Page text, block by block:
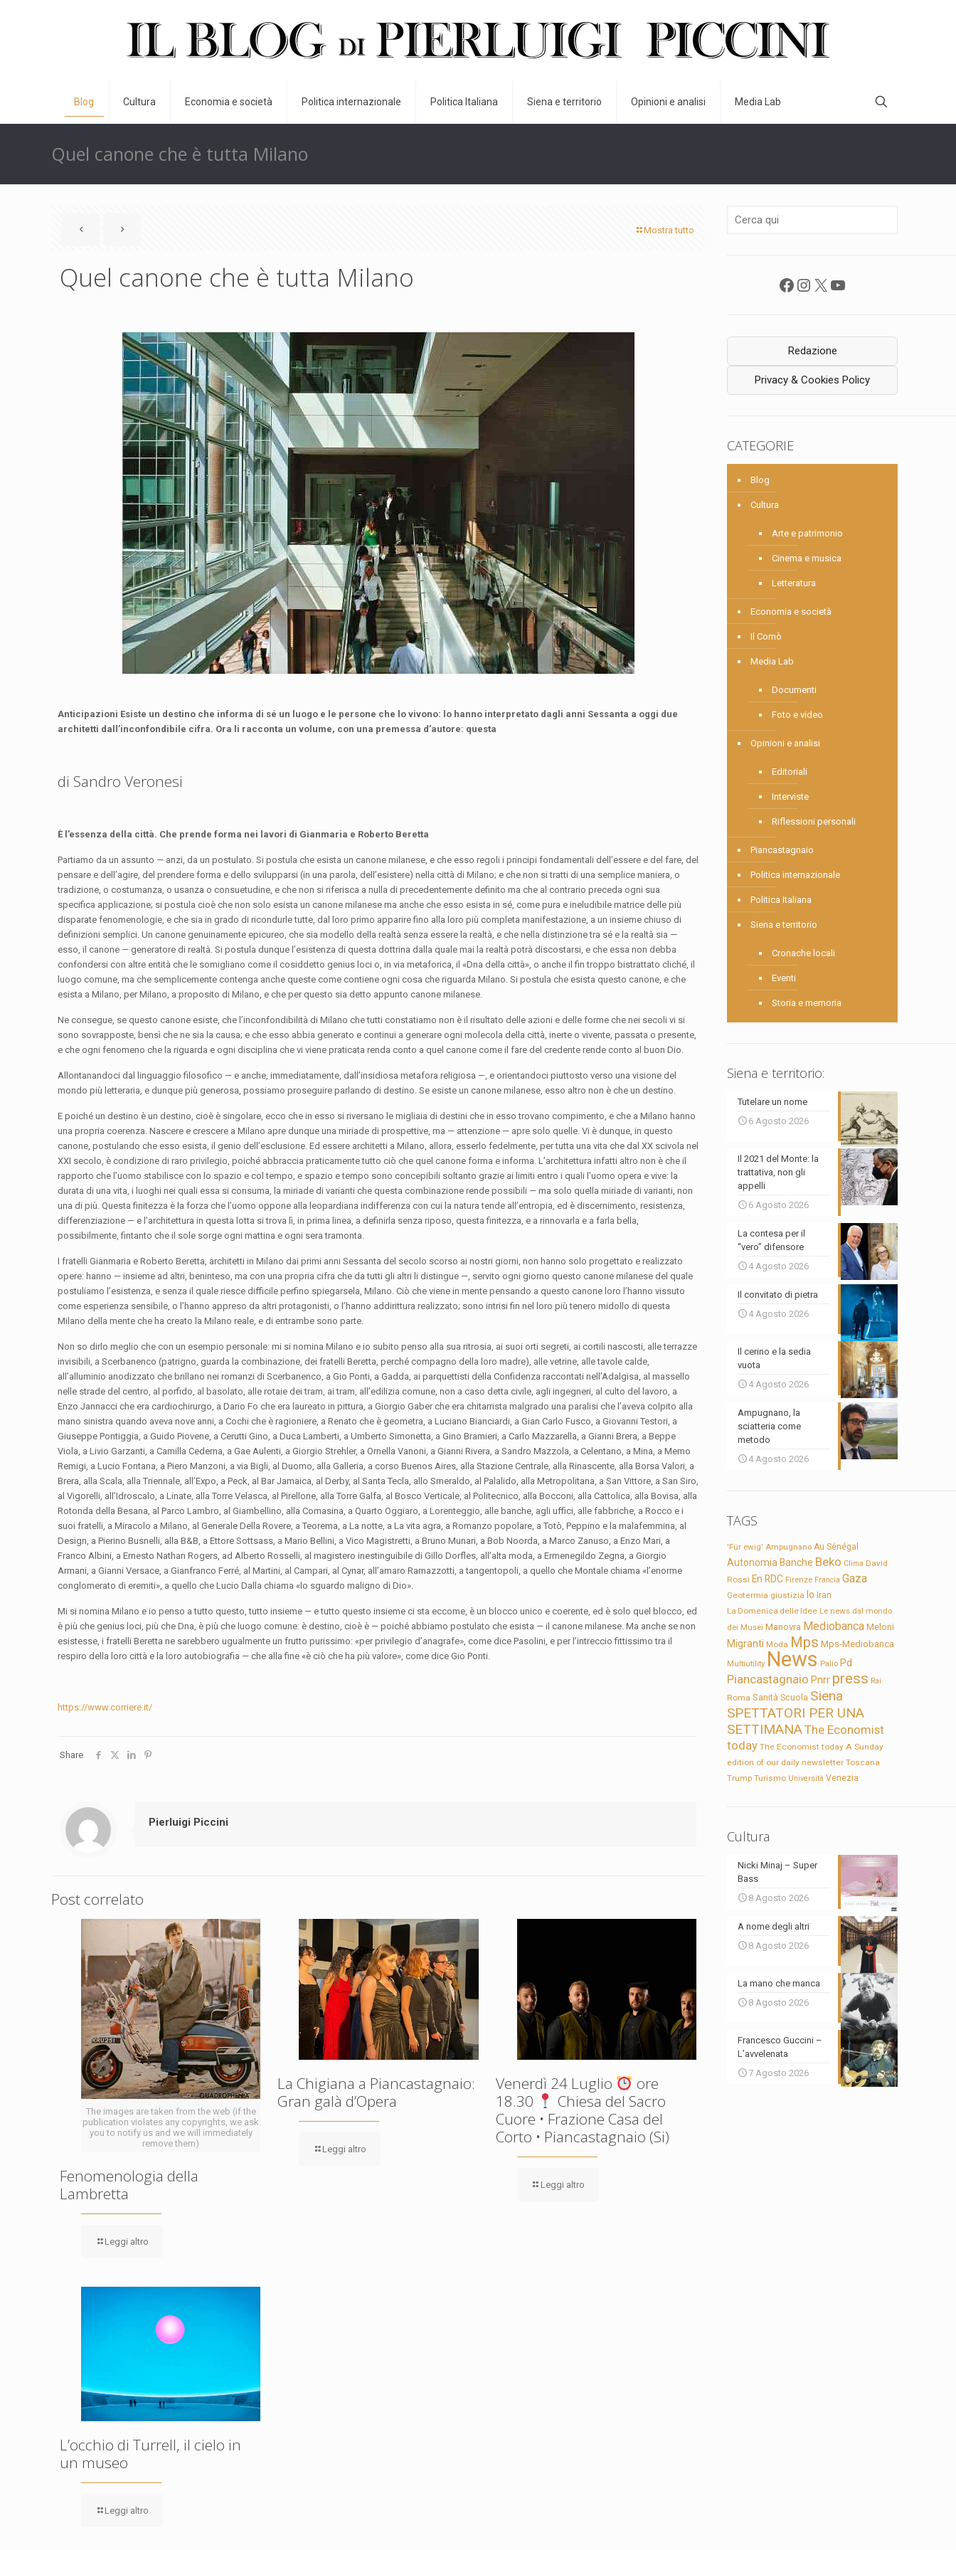
Blog Cultura Economia e società Politica internazionale Politica Italiana Siena e territorio Opinioni e analisi Media Lab
Quel canone che è tutta Milano
Mostra tutto
Quel canone che è tutta Milano
Anticipazioni Esiste un destino che informa di sé un luogo e le persone che lo vivono: lo hanno interpretato dagli anni Sessanta a oggi due
architetti dall’inconfondibile cifra. Ora li racconta un volume, con una premessa d’autore: questa
di Sandro Veronesi
È l’essenza della città. Che prende forma nei lavori di Gianmaria e Roberto Beretta
Partiamo da un assunto — anzi, da un postulato. Si postula che esista un canone milanese, e che esso regoli i principi fondamentali dell’essere e del fare, del
pensare e dell’agire, del prendere forma e dello svilupparsi (in una parola, dell’esistere) nella città di Milano; e che non si tratti di una semplice maniera, o
tradizione, o costumanza, o usanza o consuetudine, e che non si riferisca a nulla di precedentemente definito ma che al contrario preceda ogni sua
specifica applicazione; si postula cioè che non solo esista un canone milanese ma anche che esso esista in sé, come pura e ineludibile matrice delle più
disparate fenomenologie, e che sia in grado di ricondurle tutte, dal loro primo apparire fino alla loro più completa manifestazione, a un insieme chiuso di
definizioni semplici. Un canone genuinamente epicureo, che sia modello della realtà senza essere la realtà, e che nella distinzione tra sé e la realtà sia —
esso, il canone — generatore di realtà. Si postula dunque l’esistenza di questa dottrina dalla quale mai la realtà potrà discostarsi, e che essa non debba
confondersi con altre entità che le somigliano come il cosiddetto genius loci o, in via metaforica, il «Dna della città», o anche il fin troppo bistrattato cliché, il
luogo comune, ma che semplicemente contenga anche queste come contiene ogni cosa che riguarda Milano. Si postula che esista questo canone, e che
esista a Milano, per Milano, a proposito di Milano, e che per questo sia detto appunto canone milanese.
Ne consegue, se questo canone esiste, che l’inconfondibilità di Milano che tutti constatiamo non è il risultato delle azioni e delle forme che nei secoli vi si
sono sovrapposte, bensì che ne sia la causa; e che esso abbia generato e continui a generare ogni molecola della città, inerte o vivente, passata o presente,
e che ogni fenomeno che la riguarda e ogni disciplina che vi viene praticata renda conto a quel canone come il fare del credente rende conto al buon Dio.
Allontanandoci dal linguaggio filosofico — e anche, immediatamente, dall’insidiosa metafora religiosa —, e orientandoci piuttosto verso una visione del
mondo più letteraria, e dunque più generosa, possiamo proseguire parlando di destino. Se esiste un canone milanese, esso altro non è che un destino.
E poiché un destino è un destino, cioè è singolare, ecco che in esso si riversano le migliaia di destini che in esso trovano compimento, e che a Milano hanno
una propria coerenza. Nascere e crescere a Milano apre dunque una miriade di prospettive, ma — attenzione — apre solo quelle. Vi è dunque, in questo
canone, postulando che esso esista, il genio dell’esclusione. Ed essere architetti a Milano, allora, esserlo fedelmente, per tutta una vita che dal XX scivola nel
XXI secolo, è condizione di raro privilegio, poiché abbraccia praticamente tutto ciò che quel canone forma e informa. L’architettura infatti altro non è che il
rapporto che l’uomo stabilisce con lo spazio e col tempo, e spazio e tempo sono concepibili soltanto grazie ai limiti entro i quali l’uomo opera e vive: la
durata di una vita, i luoghi nei quali essa si consuma, la miriade di varianti che questa combinazione rende possibili — ma solo quella miriade di varianti, non
una di più. Questa finitezza è la forza che l’uomo oppone alla leopardiana indifferenza con cui la natura tende all’entropia, ed è discernimento, resistenza,
differenziazione — e l’architettura in questa lotta si trova lì, in prima linea, a definirla senza riposo, questa finitezza, e a rinnovarla e a farla bella,
possibilmente, fintanto che il sole sorge ogni mattina e ogni sera tramonta.
I fratelli Gianmaria e Roberto Beretta, architetti in Milano dai primi anni Sessanta del secolo scorso ai nostri giorni, non hanno solo progettato e realizzato
opere: hanno — insieme ad altri, beninteso, ma con una propria cifra che da tutti gli altri li distingue —, servito ogni giorno questo canone milanese del quale
postuliamo l’esistenza, e senza il quale riesce difficile perfino spiegarsela, Milano. Ciò che viene in mente pensando a questo canone loro l’hanno vissuto
come esperienza sensibile, o l’hanno appreso da altri protagonisti, o l’hanno addirittura realizzato; sono intrisi fin nel loro più tenero midollo di questa
Milano della mente che ha creato la Milano reale, e di entrambe sono parte.
Non so dirlo meglio che con un esempio personale: mi si nomina Milano e io subito penso alla sua ritrosia, ai suoi orti segreti, ai cortili nascosti, alle terrazze
invisibili, a Scerbanenco (patrigno, guarda la combinazione, dei fratelli Beretta, perché compagno della loro madre), alle vetrine, alle tavole calde,
all’alluminio anodizzato che brillano nei romanzi di Scerbanenco, a Gio Ponti, a Gadda, ai parquettisti della Confidenza raccontati nell’Adalgisa, al massello
nelle strade del centro, al porfido, al basolato, alle rotaie dei tram, ai tram, all’edilizia comune, non a caso detta civile, agli ingegneri, al culto del lavoro, a
Enzo Jannacci che era cardiochirurgo, a Dario Fo che era laureato in pittura, a Giorgio Gaber che era chitarrista malgrado una paralisi che l’aveva colpito alla
mano sinistra quando aveva nove anni, a Cochi che è ragioniere, a Renato che è geometra, a Luciano Bianciardi, a Gian Carlo Fusco, a Giovanni Testori, a
Giuseppe Pontiggia, a Guido Piovene, a Cerutti Gino, a Duca Lamberti, a Umberto Simonetta, a Gino Bramieri, a Carlo Mazzarella, a Gianni Brera, a Beppe
Viola, a Livio Garzanti, a Camilla Cederna, a Gae Aulenti, a Giorgio Strehler, a Ornella Vanoni, a Gianni Rivera, a Sandro Mazzola, a Celentano, a Mina, a Memo
Remigi, a Lucio Fontana, a Piero Manzoni, a via Bigli, al Duomo, alla Galleria, a corso Buenos Aires, alla Stazione Centrale, alla Rinascente, alla Borsa Valori, a
Brera, alla Scala, alla Triennale, all’Expo, a Peck, al Bar Jamaica, al Derby, al Santa Tecla, allo Smeraldo, al Palalido, alla Metropolitana, a San Vittore, a San Siro,
al Vigorelli, all’Idroscalo, a Linate, alla Torre Velasca, al Pirellone, alla Torre Galfa, al Bosco Verticale, al Politecnico, alla Bocconi, alla Cattolica, alla Bovisa, alla
Rotonda della Besana, al Parco Lambro, al Giambellino, alla Comasina, a Quarto Oggiaro, a Lorenteggio, alle banche, agli uffici, alle fabbriche, a Rocco e i
suoi fratelli, a Miracolo a Milano, al Generale Della Rovere, a Teorema, a La notte, a La vita agra, a Romanzo popolare, a Totò, Peppino e la malafemmina, al
Design, a Pierino Busnelli, alla B&B, a Ettore Sottsass, a Mario Bellini, a Vico Magistretti, a Bruno Munari, a Bob Noorda, a Marco Zanuso, a Enzo Mari, a
Franco Albini, a Ernesto Nathan Rogers, ad Alberto Rosselli, al magistero inestinguibile di Gillo Dorfles, all’alta moda, a Ermenegildo Zegna, a Giorgio
Armani, a Gianni Versace, a Gianfranco Ferré, al Martini, al Campari, al Cynar, all’amaro Ramazzotti, a tangentopoli, a quello che Montale chiama «l’enorme
conglomerato di eremiti», a quello che Lucio Dalla chiama «lo sguardo maligno di Dio».
Mi si nomina Milano e io penso a tutto questo, tutto insieme — e tutto questo insieme ci sta eccome, è un blocco unico e coerente, ed è solo quel blocco, ed
è più che genius loci, più che Dna, è più che luogo comune: è destino, cioè è — poiché abbiamo postulato che esista — il canone milanese. Ma anche se non
esistesse, i fratelli Beretta ne sarebbero ugualmente un frutto purissimo: «per privilegio d’anagrafe», come dice Pasolini, e per l’intreccio fittissimo tra il
respiro della loro città e la loro autobiografia — che alla fine «è ciò che ha più valore», come dice Gio Ponti.
https://www.corriere.it/
Share
Pierluigi Piccini
Post correlato
The images are taken from the web (if the
publication violates any copyrights, we ask
you to notify us and we will immediately
remove them)
Fenomenologia della
Lambretta
Leggi altro
La Chigiana a Piancastagnaio:
Gran galà d’Opera
Leggi altro
Venerdì 24 Luglio
ore
18.30
Chiesa del Sacro
Cuore • Frazione Casa del
Corto • Piancastagnaio (Si)
Leggi altro
L’occhio di Turrell, il cielo in
un museo
Leggi altro
Facebook
Instagram
X YouTube
Redazione
Privacy & Cookies Policy
CATEGORIE
Blog
Cultura
Arte e patrimonio
Cinema e musica
Letteratura
Economia e società
Il Comò
Media Lab
Documenti
Foto e video
Opinioni e analisi
Editoriali
Interviste
Riflessioni personali
Piancastagnaio
Politica internazionale
Politica Italiana
Siena e territorio
Cronache locali
Eventi
Storia e memoria
Siena e territorio:
Tutelare un nome
6 Agosto 2026
Il 2021 del Monte: la
trattativa, non gli
appelli
6 Agosto 2026
La contesa per il
“vero” difensore
4 Agosto 2026
Il convitato di pietra
4 Agosto 2026
Il cerino e la sedia
vuota
4 Agosto 2026
Ampugnano, la
sciatteria come
metodo
4 Agosto 2026
TAGS
'Für ewig' Ampugnano Au Sénégal
Autonomia Banche Beko Clima David
Rossi En RDC Firenze Francia Gaza
Geotermia giustizia Io Iran
La Domenica delle Idee Le news dal mondo
dei Musei Manovra Mediobanca Meloni
Migranti Moda Mps Mps-Mediobanca
Multiutility News Palio Pd
Piancastagnaio Pnrr press Rai
Roma Sanità Scuola Siena
SPETTATORI PER UNA
SETTIMANAThe Economist
today The Economist today A Sunday
edition of our daily newsletter Toscana
Trump Turismo Università Venezia
Cultura
Nicki Minaj – Super
Bass
8 Agosto 2026
A nome degli altri
8 Agosto 2026
La mano che manca
8 Agosto 2026
Francesco Guccini –
L’avvelenata
7 Agosto 2026